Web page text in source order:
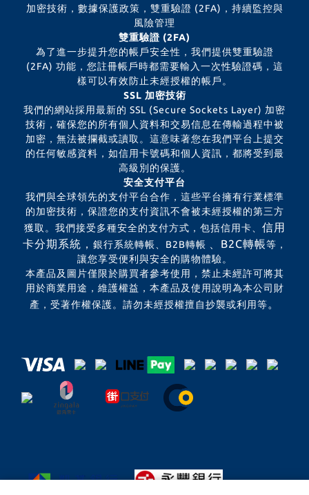
加密技術，數據保護政策，雙重驗證 (2FA)，持續監控與
風險管理
雙重驗證 (2FA)
為了進一步提升您的帳戶安全性，我們提供雙重驗證
(2FA) 功能，您註冊帳戶時都需要輸入一次性驗證碼，這
樣可以有效防止未經授權的帳戶。
SSL 加密技術
我們的網站採用最新的 SSL (Secure Sockets Layer) 加密
技術，確保您的所有個人資料和交易信息在傳輸過程中被
加密，無法被攔截或讀取。這意味著您在我們平台上提交
的任何敏感資料，如信用卡號碼和個人資訊，都將受到最
高級別的保護。
安全支付平台
我們與全球領先的支付平台合作，這些平台擁有行業標準
的加密技術，保證您的支付資訊不會被未經授權的第三方
獲取。我們接受多種安全的支付方式，包括信用卡、 信用
卡分期系統， 銀行系統轉帳、B2B轉帳 、B2C轉帳等，
讓您享受便利與安全的購物體驗。
本產品及圖片僅限於購買者參考使用，禁止未經許可將其
用於商業用途，維護權益，本產品及使用說明為本公司財
產，受著作權保護。請勿未經授權擅自抄襲或利用等。